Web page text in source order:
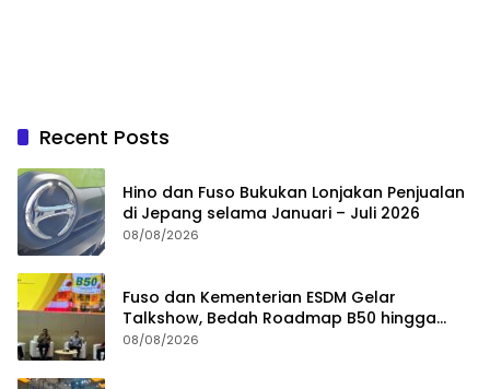
Recent Posts
Hino dan Fuso Bukukan Lonjakan Penjualan
di Jepang selama Januari – Juli 2026
08/08/2026
Fuso dan Kementerian ESDM Gelar
Talkshow, Bedah Roadmap B50 hingga
Dampaknya
08/08/2026